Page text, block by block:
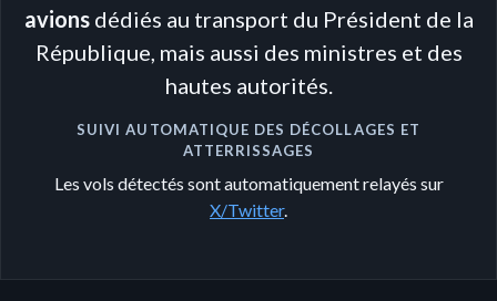
avionsdédiés au transport du Président de la
République, mais aussi des ministres et des
hautes autorités.
SUIVI AUTOMATIQUE DES DÉCOLLAGES ET
ATTERRISSAGES
Les vols détectés sont automatiquement relayés sur
X/Twitter.